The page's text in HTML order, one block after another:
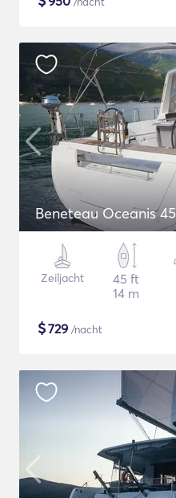
Beneteau Oceanis 45
Zeiljacht
45 ft
14 m
$729 /nacht